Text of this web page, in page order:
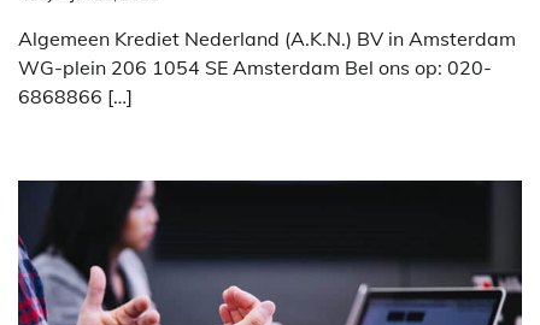
Algemeen Krediet Nederland (A.K.N.) BV in Amsterdam
WG-plein 206 1054 SE Amsterdam Bel ons op: 020-
6868866 […]